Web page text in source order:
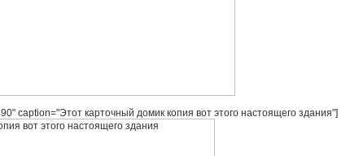
caption="Этот карточный домик копия вот этого настоящего здания"]